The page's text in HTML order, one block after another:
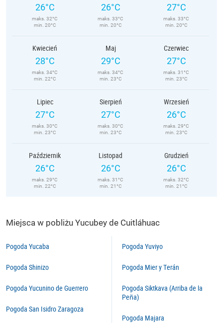
26°C
maks. 32°C
min. 20°C
26°C
maks. 33°C
min. 20°C
27°C
maks. 33°C
min. 20°C
Kwiecień
28°C
maks. 34°C
min. 22°C
Maj
29°C
maks. 34°C
min. 23°C
Czerwiec
27°C
maks. 31°C
min. 23°C
Lipiec
27°C
maks. 30°C
min. 23°C
Sierpień
27°C
maks. 30°C
min. 23°C
Wrzesień
26°C
maks. 29°C
min. 23°C
Październik
26°C
maks. 29°C
min. 22°C
Listopad
26°C
maks. 31°C
min. 21°C
Grudzień
26°C
maks. 32°C
min. 21°C
Miejsca w pobliżu Yucubey de Cuitláhuac
Pogoda Yucaba
Pogoda Shinizo
Pogoda Yucunino de Guerrero
Pogoda San Isidro Zaragoza
Pogoda Yuviyo
Pogoda Mier y Terán
Pogoda Siktkava (Arriba de la
Peña)
Pogoda Majara